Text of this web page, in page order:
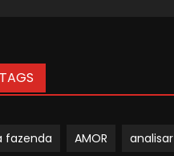
TAGS
fazenda AMOR analisar